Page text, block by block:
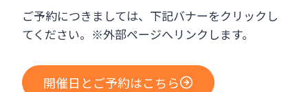
ご予約につきましては、下記バナーをクリックし
てください。※外部ページへリンクします。
開催日とご予約はこちら